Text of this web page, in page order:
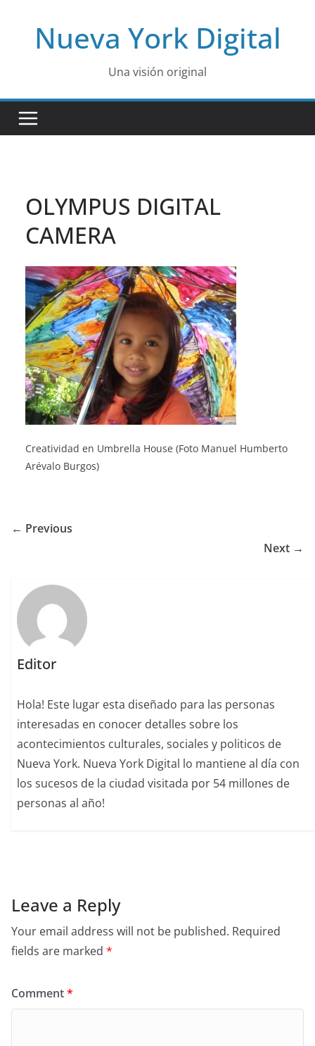
contentNueva York Digital
Una visión original
OLYMPUS DIGITAL
CAMERA
Creatividad en Umbrella House (Foto Manuel Humberto
Arévalo Burgos)
← Previous
Next →
Editor
Hola! Este lugar esta diseñado para las personas
interesadas en conocer detalles sobre los
acontecimientos culturales, sociales y politicos de
Nueva York. Nueva York Digital lo mantiene al día con
los sucesos de la ciudad visitada por 54 millones de
personas al año!
Leave a Reply
Your email address will not be published. Required
fields are marked *
Comment*